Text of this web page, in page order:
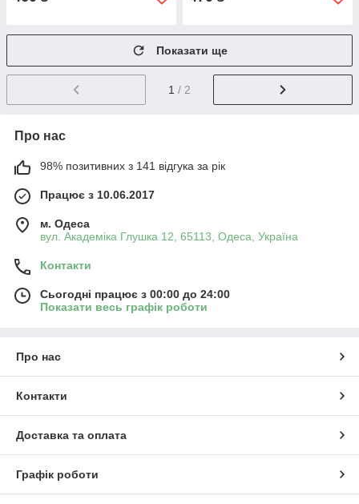
Показати ще
1 / 2
Про нас
98% позитивних з 141 відгука за рік
Працює з 10.06.2017
м. Одеса
вул. Академіка Глушка 12, 65113, Одеса, Україна
Контакти
Сьогодні працює з 00:00 до 24:00
Показати весь графік роботи
Про нас
Контакти
Доставка та оплата
Графік роботи